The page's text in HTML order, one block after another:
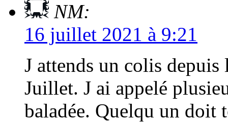
NM:
16 juillet 2021 à 9:21
J attends un colis
Juillet. J ai appelé
baladée. Quelqu un doit